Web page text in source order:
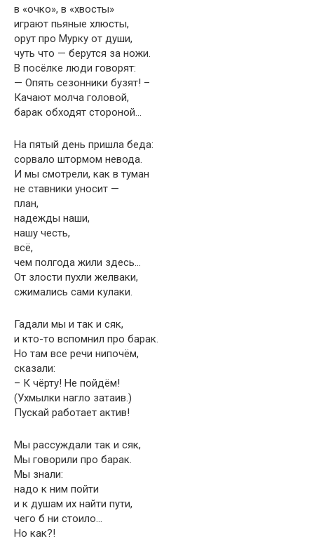
в «очко», в «хвосты»
играют пьяные хлюсты,
орут про Мурку от души,
чуть что — берутся за ножи.
В посёлке люди говорят:
— Опять сезонники бузят! –
Качают молча головой,
барак обходят стороной…
На пятый день пришла беда:
сорвало штормом невода.
И мы смотрели, как в туман
не ставники уносит —
план,
надежды наши,
нашу честь,
всё,
чем полгода жили здесь…
От злости пухли желваки,
сжимались сами кулаки.
Гадали мы и так и сяк,
и кто-то вспомнил про барак.
Но там все речи нипочём,
сказали:
– К чёрту! Не пойдём!
(Ухмылки нагло затаив.)
Пускай работает актив!
Мы рассуждали так и сяк,
Мы говорили про барак.
Мы знали:
надо к ним пойти
и к душам их найти пути,
чего б ни стоило…
Но как?!